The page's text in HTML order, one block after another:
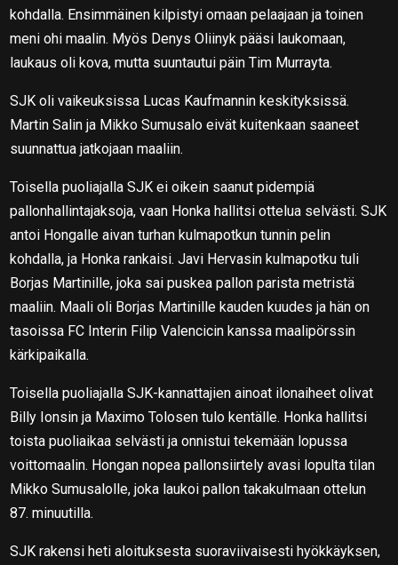
kohdalla. Ensimmäinen kilpistyi omaan pelaajaan ja toinen
meni ohi maalin. Myös Denys Oliinyk pääsi laukomaan,
laukaus oli kova, mutta suuntautui päin Tim Murrayta.
SJK oli vaikeuksissa Lucas Kaufmannin keskityksissä.
Martin Salin ja Mikko Sumusalo eivät kuitenkaan saaneet
suunnattua jatkojaan maaliin.
Toisella puoliajalla SJK ei oikein saanut pidempiä
pallonhallintajaksoja, vaan Honka hallitsi ottelua selvästi. SJK
antoi Hongalle aivan turhan kulmapotkun tunnin pelin
kohdalla, ja Honka rankaisi. Javi Hervasin kulmapotku tuli
Borjas Martinille, joka sai puskea pallon parista metristä
maaliin. Maali oli Borjas Martinille kauden kuudes ja hän on
tasoissa FC Interin Filip Valencicin kanssa maalipörssin
kärkipaikalla.
Toisella puoliajalla SJK-kannattajien ainoat ilonaiheet olivat
Billy Ionsin ja Maximo Tolosen tulo kentälle. Honka hallitsi
toista puoliaikaa selvästi ja onnistui tekemään lopussa
voittomaalin. Hongan nopea pallonsiirtely avasi lopulta tilan
Mikko Sumusalolle, joka laukoi pallon takakulmaan ottelun
87. minuutilla.
SJK rakensi heti aloituksesta suoraviivaisesti hyökkäyksen,